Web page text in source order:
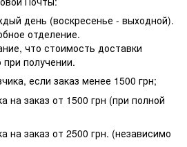
день (воскресенье - выходной).
отделение.
что стоимость доставки
получении.
если заказ менее 1500 грн;
на заказ от 1500 грн (при полной
на заказ от 2500 грн. (независимо